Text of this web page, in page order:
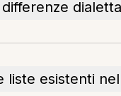
liste esistenti